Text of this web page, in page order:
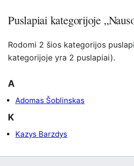
Puslapiai kategorijoje
Rodomi 2 šios kategorijos
kategorijoje yra 2 puslapiai).
A
Adomas Šoblinskas
K
Kazys Barzdys